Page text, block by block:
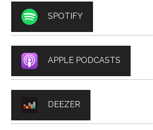
SPOTIFY
APPLE PODCASTS
DEEZER